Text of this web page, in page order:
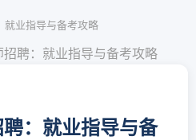
就业指导与备考攻略
招聘：就业指导与备考攻略
：就业指导与备